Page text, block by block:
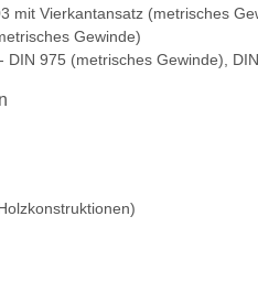
mit Vierkantansatz (metrisches
Gewinde)
DIN 975 (metrisches Gewinde),